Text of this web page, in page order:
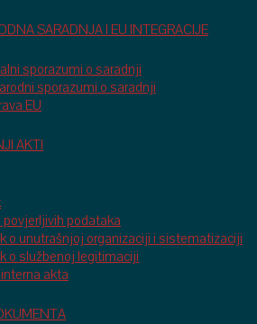
SARADNJA I EU INTEGRACIJE
sporazumi o saradnji
sporazumi o saradnji
EU
AKTI
podataka
o unutrašnjoj organizaciji i sistematizaciji
o službenoj legitimaciji
akta